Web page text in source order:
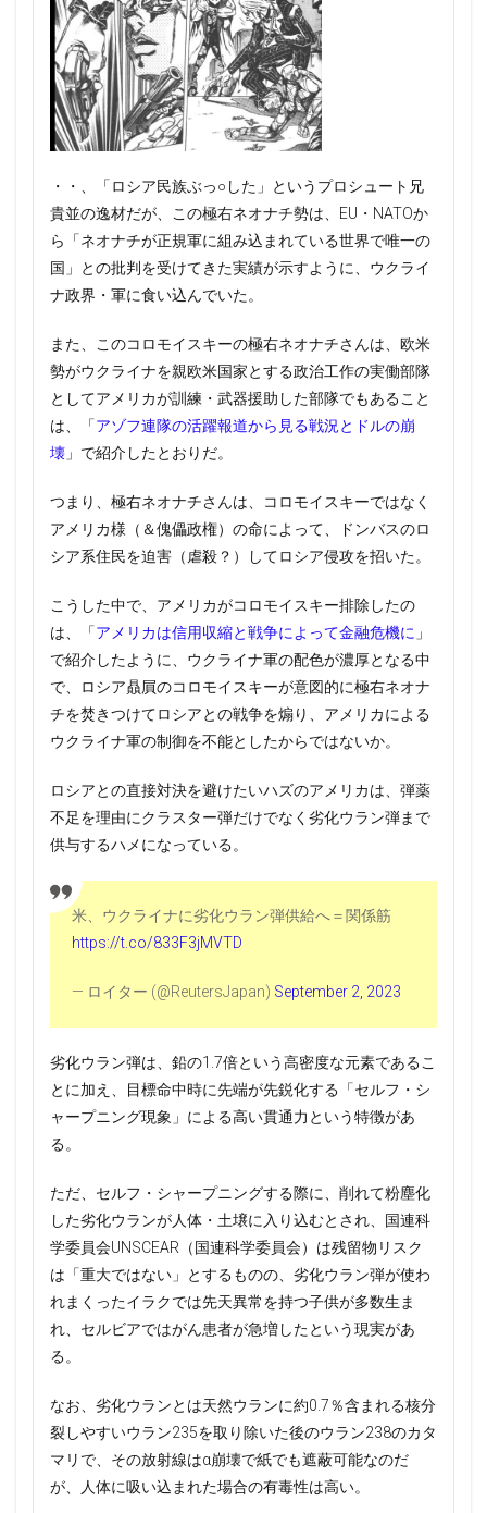
・・、「ロシア民族ぶっ○した」というプロシュート兄
貴並の逸材だが、この極右ネオナチ勢は、EU・NATOか
ら「ネオナチが正規軍に組み込まれている世界で唯一の
国」との批判を受けてきた実績が示すように、ウクライ
ナ政界・軍に食い込んでいた。
また、このコロモイスキーの極右ネオナチさんは、欧米
勢がウクライナを親欧米国家とする政治工作の実働部隊
としてアメリカが訓練・武器援助した部隊でもあること
は、「アゾフ連隊の活躍報道から見る戦況とドルの崩
壊 」で紹介したとおりだ。
つまり、極右ネオナチさんは、コロモイスキーではなく
アメリカ様（＆傀儡政権）の命によって、ドンバスのロ
シア系住民を迫害（虐殺？）してロシア侵攻を招いた。
こうした中で、アメリカがコロモイスキー排除したの
は、「アメリカは信用収縮と戦争によって金融危機に 」
で紹介したように、ウクライナ軍の配色が濃厚となる中
で、ロシア贔屓のコロモイスキーが意図的に極右ネオナ
チを焚きつけてロシアとの戦争を煽り、アメリカによる
ウクライナ軍の制御を不能としたからではないか。
ロシアとの直接対決を避けたいハズのアメリカは、弾薬
不足を理由にクラスター弾だけでなく劣化ウラン弾まで
供与するハメになっている。
米、ウクライナに劣化ウラン弾供給へ＝関係筋
https://t.co/833F3jMVTD
— ロイター (@ReutersJapan) September 2, 2023
劣化ウラン弾は、鉛の1.7倍という高密度な元素であるこ
とに加え、目標命中時に先端が先鋭化する「セルフ・シ
ャープニング現象」による高い貫通力という特徴があ
る。
ただ、セルフ・シャープニングする際に、削れて粉塵化
した劣化ウランが人体・土壌に入り込むとされ、国連科
学委員会UNSCEAR（国連科学委員会）は残留物リスク
は「重大ではない」とするものの、劣化ウラン弾が使わ
れまくったイラクでは先天異常を持つ子供が多数生ま
れ、セルビアではがん患者が急増したという現実があ
る。
なお、劣化ウランとは天然ウランに約0.7％含まれる核分
裂しやすいウラン235を取り除いた後のウラン238のカタ
マリで、その放射線はα崩壊で紙でも遮蔽可能なのだ
が、人体に吸い込まれた場合の有毒性は高い。